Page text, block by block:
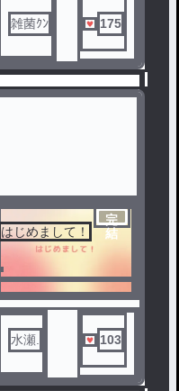
ル雑菌ｸﾝ 175
4
完
結
はじめまして！
水瀬. 103